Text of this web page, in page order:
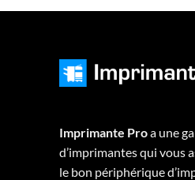
Imprimante Proa une
d’imprimantes qui vous
le bon périphérique